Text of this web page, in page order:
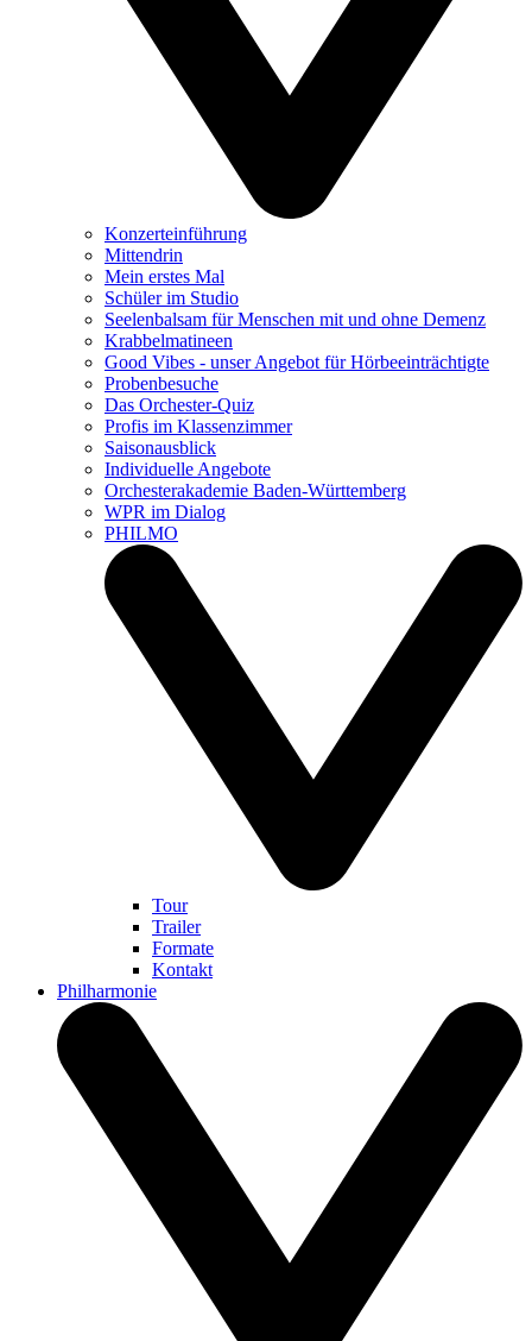
Konzerteinführung
Mittendrin
Mein erstes Mal
Schüler im Studio
Seelenbalsam für Menschen mit und ohne Demenz
Krabbelmatineen
Good Vibes - unser Angebot für Hörbeeinträchtigte
Probenbesuche
Das Orchester-Quiz
Profis im Klassenzimmer
Saisonausblick
Individuelle Angebote
Orchesterakademie Baden-Württemberg
WPR im Dialog
PHILMO
Tour
Trailer
Formate
Kontakt
Philharmonie